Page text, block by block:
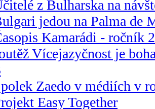
z Bulharska na
jedou na Palma de
Kamarádi - ročník
Vícejazyčnost je
Zaedo v médiích v
Easy Together